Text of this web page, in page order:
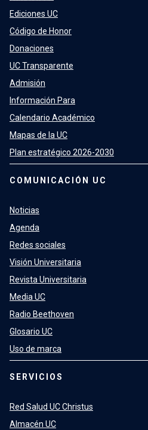
Ediciones UC
Código de Honor
Donaciones
UC Transparente
Admisión
Información Para
Calendario Académico
Mapas de la UC
Plan estratégico 2026-2030
COMUNICACIÓN UC
Noticias
Agenda
Redes sociales
Visión Universitaria
Revista Universitaria
Media UC
Radio Beethoven
Glosario UC
Uso de marca
SERVICIOS
Red Salud UC Christus
Almacén UC